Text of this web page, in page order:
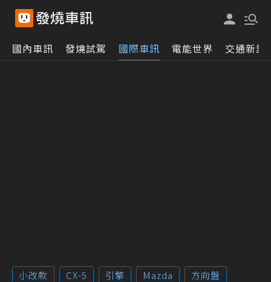
國內車訊 發燒試駕 國際車訊 電能世界 交通新訊
小改款 CX-5 引擎 Mazda
方向盤